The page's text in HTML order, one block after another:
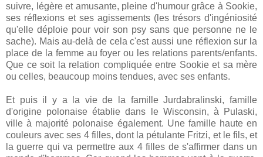
suivre, légère et amusante, pleine d'humour grâce à Sookie,
ses réflexions et ses agissements (les trésors d'ingéniosité
qu'elle déploie pour voir son psy sans que personne ne le
sache). Mais au-delà de cela c'est aussi une réflexion sur la
place de la femme au foyer ou les relations parents/enfants.
Que ce soit la relation compliquée entre Sookie et sa mère
ou celles, beaucoup moins tendues, avec ses enfants.
Et puis il y a la vie de la famille Jurdabralinski, famille
d'origine polonaise établie dans le Wisconsin, à Pulaski,
ville à majorité polonaise également. Une famille haute en
couleurs avec ses 4 filles, dont la pétulante Fritzi, et le fils, et
la guerre qui va permettre aux 4 filles de s'affirmer dans un